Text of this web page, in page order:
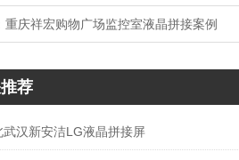
重庆祥宏购物广场监控室液晶拼接案例
荐
武汉新安洁LG液晶拼接屏